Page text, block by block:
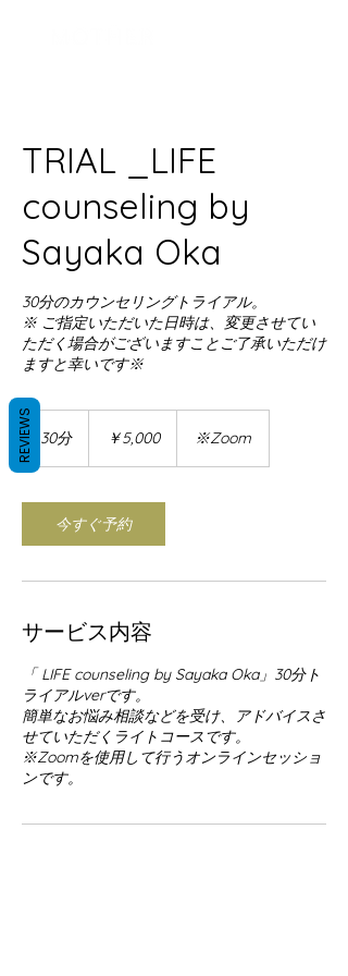
TRIAL _LIFE
counseling by
Sayaka Oka
30分のカウンセリングトライアル。
※ ご指定いただいた日時は、変更させてい
ただく場合がございますことご了承いただけ
ますと幸いです※
30分3
￥5,000 ※Zoom
今すぐ予約
サービス内容
「 LIFE counseling by Sayaka Oka」30分ト
ライアルverです。
簡単なお悩み相談などを受け、アドバイスさ
せていただくライトコースです。
※Zoomを使用して行うオンラインセッショ
ンです。
REVIEWS